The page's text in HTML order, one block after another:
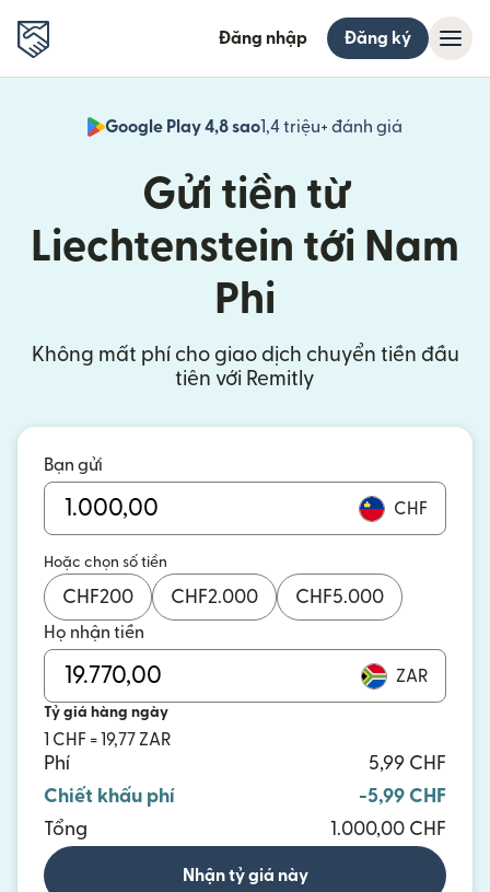
Đăng nhập Đăng ký
Google Play 4,8 sao1,4 triệu+ đánh giá
Gửi tiền từ
Liechtenstein tới Nam
Phi
Không mất phí cho giao dịch chuyển tiền đầu
tiên với Remitly
Bạn gửi
CHF
Hoặc chọn số tiền
CHF200 CHF2.000 CHF5.000
Họ nhận tiền
ZAR
Tỷ giá hàng ngày
1 CHF = 19,77 ZAR
Phí
5,99 CHF
Chiết khấu phí
-5,99 CHF
Tổng
1.000,00 CHF
Nhận tỷ giá này